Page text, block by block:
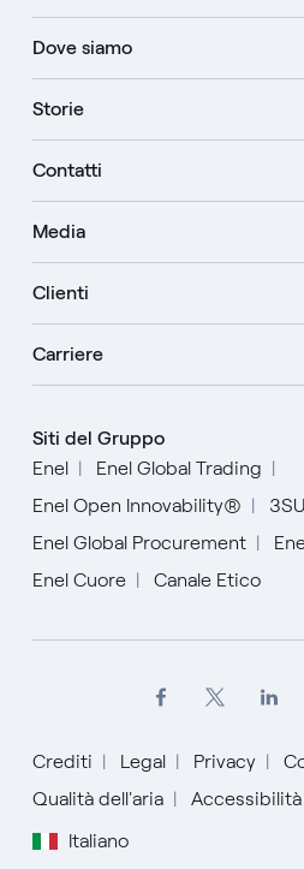
Dove siamo
Storie
Contatti
Media
Clienti
Carriere
Siti del Gruppo
Enel
Enel Global Trading
Enel Open Innovability®
Enel Global Procurement
Enel Cuore
Canale Etico
Crediti Legal Privacy
Qualità dell'aria
Accessibilità
Italiano
English
Español